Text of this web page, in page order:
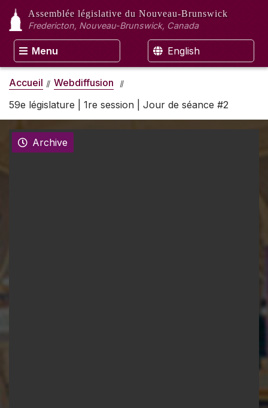
Assemblée législative du Nouveau-Brunswick
Fredericton, Nouveau-Brunswick, Canada
Menu English
Accueil
Webdiffusion
59e législature | 1re session | Jour de séance #2
Archive